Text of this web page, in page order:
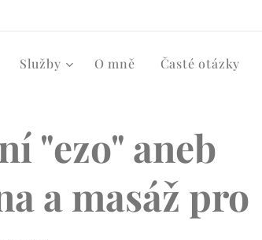
Služby O mně Časté otázky
"ezo" aneb
a masáž pro